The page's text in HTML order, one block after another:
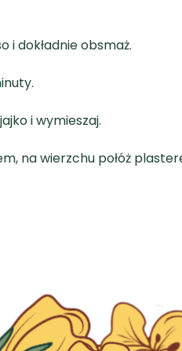
i dokładnie obsmaż.
i wymieszaj.
na wierzchu połóż